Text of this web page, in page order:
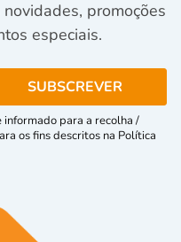
promoções
especiais.
para a recolha /
os fins descritos na Política